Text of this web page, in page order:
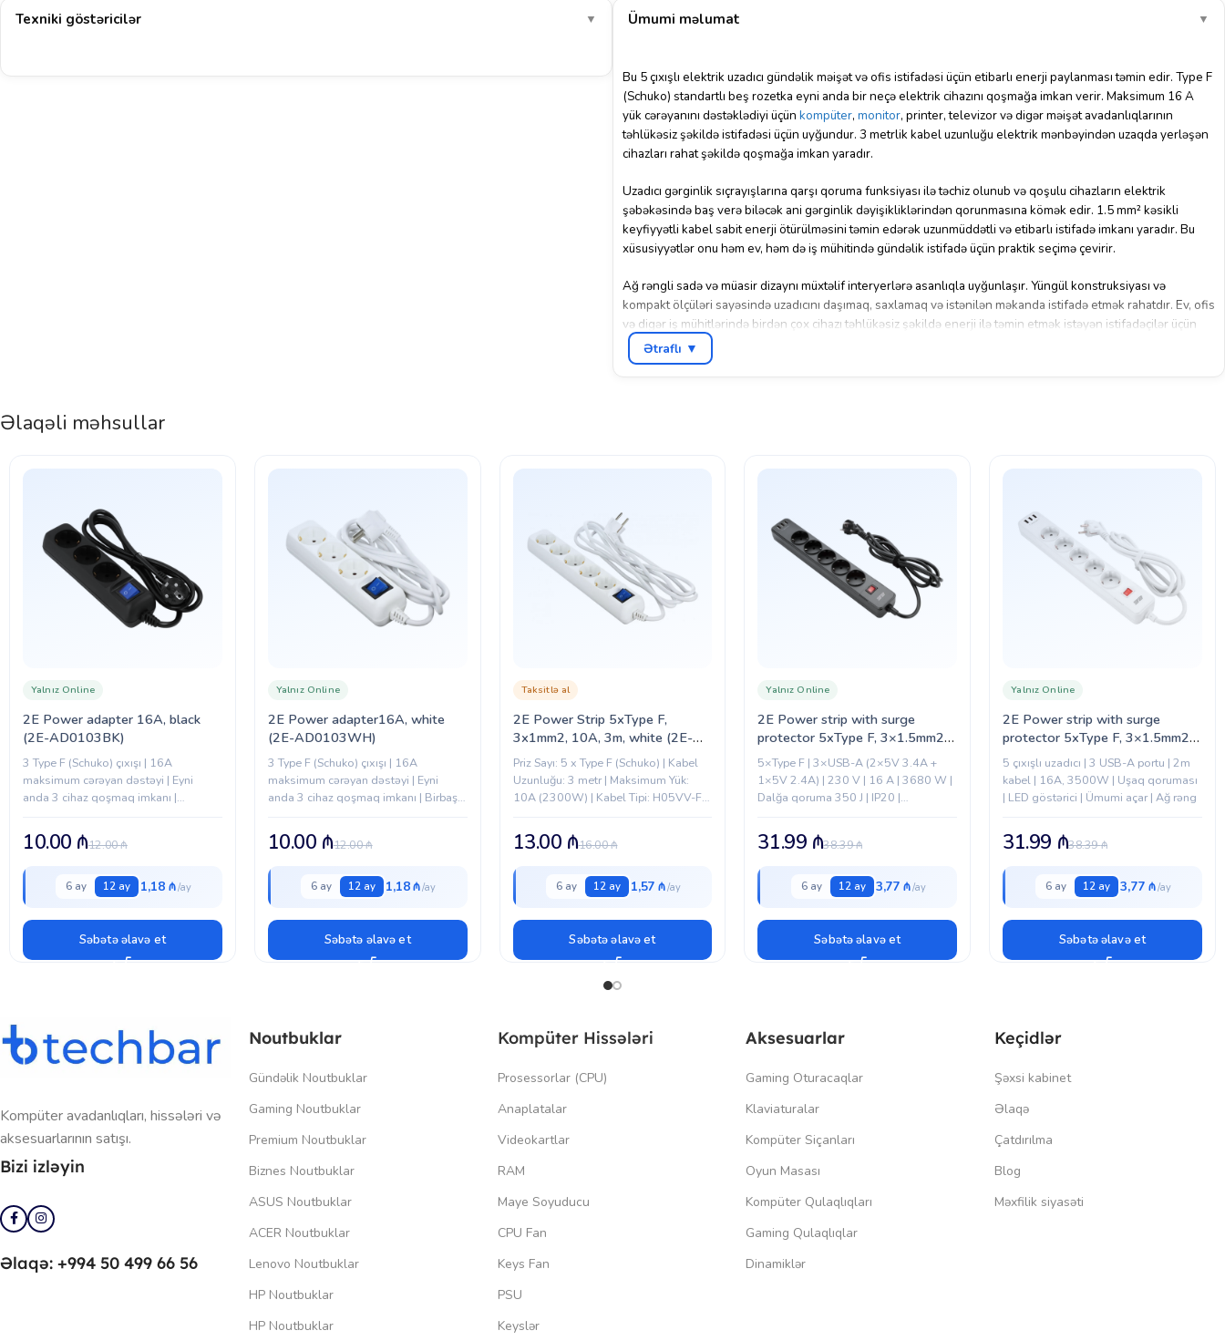
Texniki göstəricilər ▼ Ümumi məlumat ▼
Bu 5 çıxışlı elektrik uzadıcı gündəlik məişət və ofis istifadəsi üçün etibarlı enerji paylanması təmin edir. Type F
(Schuko) standartlı beş rozetka eyni anda bir neçə elektrik cihazını qoşmağa imkan verir. Maksimum 16 A
yük cərəyanını dəstəklədiyi üçün kompüter, monitor, printer, televizor və digər məişət avadanlıqlarının
təhlükəsiz şəkildə istifadəsi üçün uyğundur. 3 metrlik kabel uzunluğu elektrik mənbəyindən uzaqda yerləşən
cihazları rahat şəkildə qoşmağa imkan yaradır.
Uzadıcı gərginlik sıçrayışlarına qarşı qoruma funksiyası ilə təchiz olunub və qoşulu cihazların elektrik
şəbəkəsində baş verə biləcək ani gərginlik dəyişikliklərindən qorunmasına kömək edir. 1.5 mm² kəsikli
keyfiyyətli kabel sabit enerji ötürülməsini təmin edərək uzunmüddətli və etibarlı istifadə imkanı yaradır. Bu
xüsusiyyətlər onu həm ev, həm də iş mühitində gündəlik istifadə üçün praktik seçimə çevirir.
Ağ rəngli sadə və müasir dizaynı müxtəlif interyerlərə asanlıqla uyğunlaşır. Yüngül konstruksiyası və
kompakt ölçüləri sayəsində uzadıcını daşımaq, saxlamaq və istənilən məkanda istifadə etmək rahatdır. Ev, ofis
və digər iş mühitlərində birdən çox cihazı təhlükəsiz şəkildə enerji ilə təmin etmək istəyən istifadəçilər üçün
funksional və etibarlı həll təqdim edir.
Ətraflı ▼
Əlaqəli məhsullar
2E Power adapter 16A, black
(2E-AD0103BK)
Yalnız Online
3 Type F (Schuko) çıxışı | 16A
maksimum cərəyan dəstəyi | Eyni
anda 3 cihaz qoşmaq imkanı |
divar rozetkasına qoşulur | Ev...
12.00₼
10.00 ₼
6 ay 12 ay 1,18 ₼
Səbətə əlavə et
2E Power adapter16A, white
(2E-AD0103WH)
Yalnız Online
3 Type F (Schuko) çıxışı | 16A
maksimum cərəyan dəstəyi | Eyni
anda 3 cihaz qoşmaq imkanı | Birbaşa
və funksional dizayn | Ev...
12.00₼
10.00 ₼
6 ay 12 ay 1,18 ₼
Səbətə əlavə et
2E Power Strip 5хType F,
3х1mm2, 10A, 3m, white (2E-
U05ESM3W)
Taksitlə al
Priz Sayı: 5 x Type F (Schuko) | Kabel
Uzunluğu: 3 metr | Maksimum Yük:
10A (2300W) | Kabel Tipi: H05VV-F
16.00₼
13.00 ₼
6 ay 12 ay 1,57 ₼
Səbətə əlavə et
2E Power strip with surge
protector 5xType F, 3×1.5mm2,
16A, 3xUSB-A, 2m, white (2E-
SP515M2USBBK)
Yalnız Online
5×Type F | 3×USB-A (2×5V 3.4A +
1×5V 2.4A) | 230 V | 16 A | 3680 W |
Dalğa qoruma 350 J | IP20 |
38.39₼
31.99 ₼
6 ay 12 ay 3,77 ₼
Səbətə əlavə et
2E Power strip with surge
protector 5xType F, 3×1.5mm2,
16A, 3xUSB-A, 2m, white (2E-
SP515M2USBWH)
Yalnız Online
5 çıxışlı uzadıcı | 3 USB-A portu | 2m
kabel | 16A, 3500W | Uşaq qoruması
| LED göstərici | Ümumi açar | Ağ rəng
38.39₼
31.99 ₼
6 ay 12 ay 3,77 ₼
Səbətə əlavə et
Kompüter avadanlıqları, hissələri və
aksesuarlarının satışı.
Bizi izləyin
Əlaqə: +994 50 499 66 56
Noutbuklar
Gündəlik Noutbuklar
Gaming Noutbuklar
Premium Noutbuklar
Biznes Noutbuklar
ASUS Noutbuklar
ACER Noutbuklar
Lenovo Noutbuklar
HP Noutbuklar
HP Noutbuklar
Kompüter Hissələri
Prosessorlar (CPU)
Anaplatalar
Videokartlar
RAM
Maye Soyuducu
CPU Fan
Keys Fan
PSU
Keyslər
Aksesuarlar
Gaming Oturacaqlar
Klaviaturalar
Kompüter Siçanları
Oyun Masası
Kompüter Qulaqlıqları
Gaming Qulaqlıqlar
Dinamiklər
Keçidlər
Şəxsi kabinet
Əlaqə
Çatdırılma
Blog
Məxfilik siyasəti